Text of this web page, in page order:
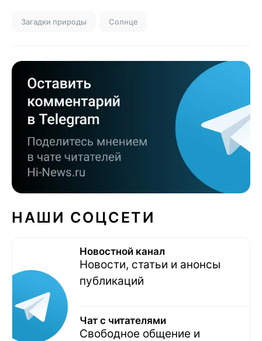
Загадки природы Солнце
НАШИ СОЦСЕТИ
Новостной канал
Новости, статьи и анонсы
публикаций
Чат с читателями
Свободное общение и